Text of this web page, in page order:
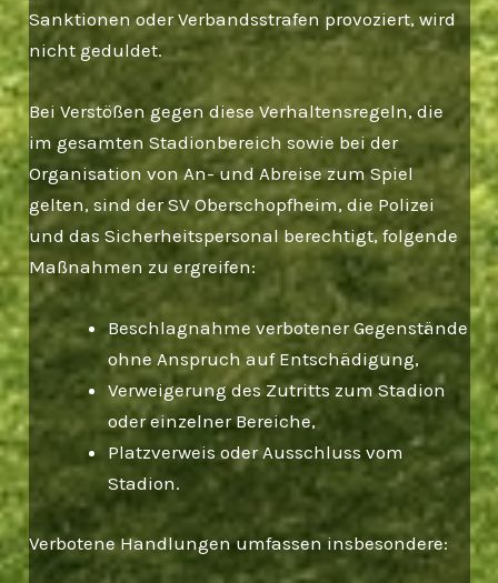
Sanktionen oder Verbandsstrafen provoziert, wird
nicht geduldet.
Bei Verstößen gegen diese Verhaltensregeln, die
im gesamten Stadionbereich sowie bei der
Organisation von An- und Abreise zum Spiel
gelten, sind der SV Oberschopfheim, die Polizei
und das Sicherheitspersonal berechtigt, folgende
Maßnahmen zu ergreifen:
Beschlagnahme verbotener Gegenstände
ohne Anspruch auf Entschädigung,
Verweigerung des Zutritts zum Stadion
oder einzelner Bereiche,
Platzverweis oder Ausschluss vom
Stadion.
Verbotene Handlungen umfassen insbesondere: